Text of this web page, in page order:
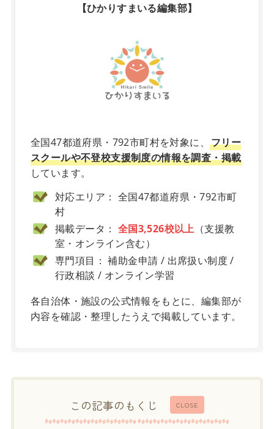
【ひかりすまいる編集部】
全国47都道府県・792市町村を対象に、 フリー
スクールや不登校支援制度の情報を調査・掲載
しています。
対応エリア： 全国47都道府県・792市町
村
掲載データ： 全国3,526校以上 （支援教
室・オンライン含む）
専門項目： 補助金申請 / 出席扱い制度 /
行政相談 / オンライン学習
各自治体・施設の公式情報をもとに、編集部が
内容を確認・整理したうえで掲載しています。
CLOSE
この記事のもくじ